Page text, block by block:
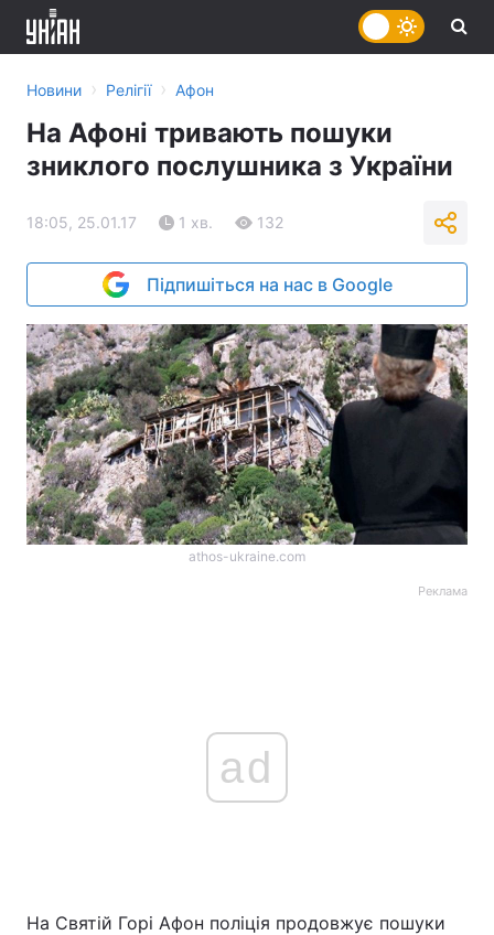
Новини › Релігії › Афон
На Афоні тривають пошуки
зниклого послушника з України
18:05, 25.01.17 1 хв. 132
Підпишіться на нас в Google
athos-ukraine.com
Реклама
ad
На Святій Горі Афон поліція продовжує пошуки